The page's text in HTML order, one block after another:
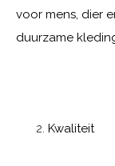
voor mens, dier
duurzame
Kwaliteit